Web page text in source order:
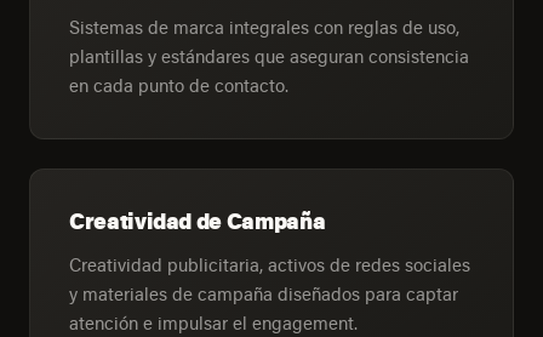
Sistemas de marca integrales con reglas de uso,
plantillas y estándares que aseguran consistencia
en cada punto de contacto.
Creatividad de Campaña
Creatividad publicitaria, activos de redes sociales
y materiales de campaña diseñados para captar
atención e impulsar el engagement.